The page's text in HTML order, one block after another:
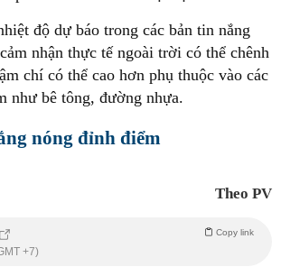
độ dự báo trong các bản tin nắng
nhận thực tế ngoài trời có thể chênh
chí có thể cao hơn phụ thuộc vào các
như bê tông, đường nhựa.
nóng đỉnh điểm
Theo PV
Copy link
+7)